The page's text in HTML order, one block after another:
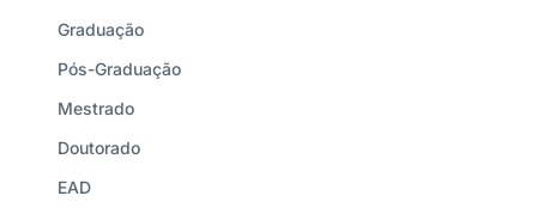
Graduação
Pós-Graduação
Mestrado
Doutorado
EAD